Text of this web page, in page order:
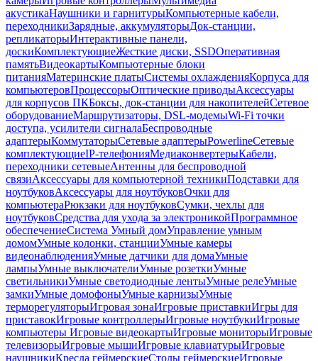
акустикаНаушники и гарнитурыКомпьютерные кабели,
переходникиЗарядные, аккумуляторыДок-станции,
репликаторыИнтерактивные панели,
доскиКомплектующиеЖесткие диски, SSDОперативная
памятьВидеокартыКомпьютерные блоки
питанияМатеринские платыСистемы охлажденияКорпуса для
компьютеровПроцессорыОптические приводыАксессуары
для корпусов ПКБоксы, док-станции для накопителейСетевое
оборудованиеМаршрутизаторы, DSL-модемыWi-Fi точки
доступа, усилители сигналаБеспроводные
адаптерыКоммутаторыСетевые адаптерыPowerlineСетевые
комплектующиеIP-телефонияМедиаконвертерыКабели,
переходники сетевыеАнтенны для беспроводной
связиАксессуары для компьютерной техникиПодставки для
ноутбуковАксессуары для ноутбуковОчки для
компьютераРюкзаки для ноутбуковСумки, чехлы для
ноутбуковСредства для ухода за электроникойПрограммное
обеспечениеСистема Умный домУправление умным
домомУмные колонки, станцииУмные камеры
видеонаблюденияУмные датчики для домаУмные
лампыУмные выключателиУмные розеткиУмные
светильникиУмные светодиодные лентыУмные релеУмные
замкиУмные домофоныУмные карнизыУмные
терморегуляторыИгровая зонаИгровые приставкиИгры для
приставокИгровые контроллерыИгровые ноутбукиИгровые
компьютеры Игровые видеокартыИгровые мониторыИгровые
телевизорыИгровые мышиИгровые клавиатурыИгровые
наушникиКресла геймерскиеСтолы геймерскиеИгровые